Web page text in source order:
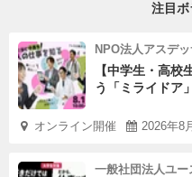
注目
NPO法人アスデ
【中学生・高
う「ミライドア
オンライン開催 2026年8
一般社団法人ユ